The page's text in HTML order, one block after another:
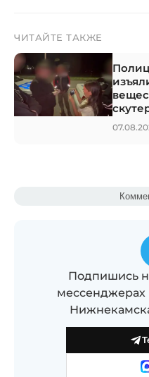
ЧИТАЙТЕ ТАКЖЕ
Подпишись
мессенджерах